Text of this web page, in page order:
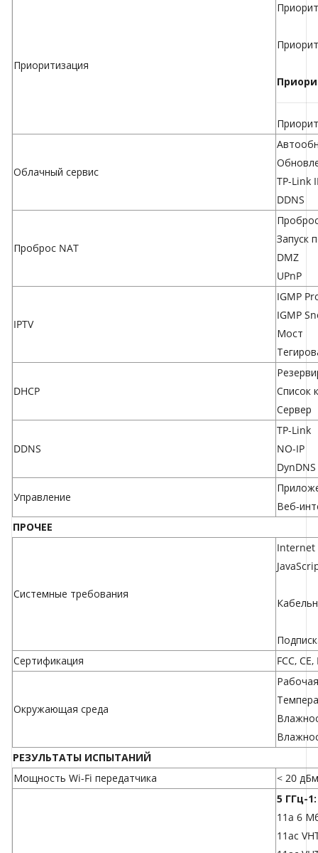
Приоритизация
Облачный сервис
TP-Link
DDNS
Проброс NAT
Запуск
DMZ
UPnP
IPTV
IGMP
IGMP
Мост
DHCP
Список
Сервер
DDNS
TP-Link
NO-IP
DynDNS
Управление
Веб-
ПРОЧЕЕ
Системные требования
Internet
Сертификация
FCC,
Окружающая среда
РЕЗУЛЬТАТЫ ИСПЫТАНИЙ
Мощность Wi-Fi передатчика
< 20
5 ГГц-1:
11a 6
11ac